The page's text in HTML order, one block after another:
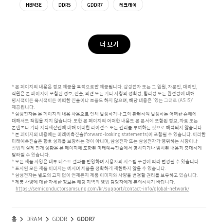
HBM3E DDR5 GDDR7 테크데이
더 보기
* 본 페이지의 내용은 정보 제공을 목적으로만 제공됩니다. 삼성전자 또는 그 임원, 자문인, 대리인,
직원은 본 페이지에 포함된 정보, 진술, 의견 또는 기타 사항의 정확성, 합리성 또는 완전성에 대해
명시적이든 묵시적이든 어떠한 진술이나 보증도 하지 않으며, 해당 내용은 “있는 그대로 (AS IS)”
제공됩니다.
* 삼성전자는 본 페이지의 내용 사용으로 인해 발생하거나 그와 관련하여 발생하는 어떠한 손해에
대해서도 책임을 지지 않습니다.또한 본 페이지의 어떠한 내용도 본 문서에 포함된 정보, 자료 또는
콘텐츠나 기타 지식재산권에 대해 어떠한 라이선스 또는 권리를 부여하는 것으로 해석되지 않습니다.
* 본 페이지의 내용에는 미래예측진술(forward-looking statements)이 포함될 수 있습니다. 이러한
미래예측진술은 향후 성과를 보장하는 것이 아니며,삼성전자 또는 삼성전자가 영위하는 시장이나
산업의 실제 전개 상황은 본 페이지에 포함된 미래예측진술에서 명시되거나 암시된 내용과 중대하게
달라질 수 있습니다.
* 모든 제품 사양은 내부 테스트 결과를 반영하며 사용자의 시스템 구성에 따라 변경될 수 있습니다.
* 표시된 모든 제품 이미지는 예시며 제품을 정확하게 재현하지 않을 수 있습니다.
* 삼성전자는 별도의 고지 없이 언제든지 제품 이미지와 사양을 변경할 권리를 보유하고 있습니다.
* 제품 사양에 대한 자세한 정보는 해당 지역의 영업 담당자에게 문의하시기 바랍니다.
https://semiconductor.samsung.com/kr/support/contact-info/global-network/
홈 DRAM GDDR GDDR7